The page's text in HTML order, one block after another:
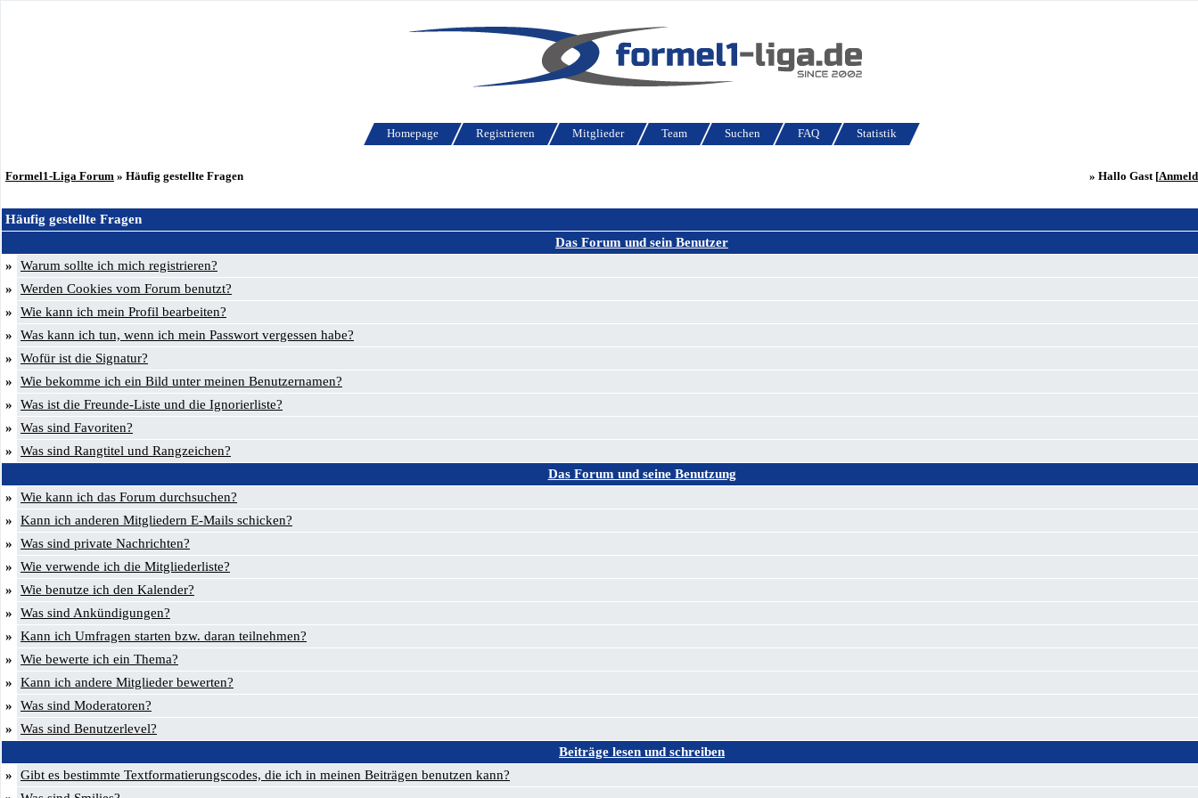
Homepage Registrieren Mitglieder Team Suchen FAQ Statistik
Formel1-Liga Forum » Häufig gestellte Fragen » Hallo Gast [
Häufig gestellte Fragen
Das Forum und sein Benutzer
»
Warum sollte ich mich registrieren?
»
Werden Cookies vom Forum benutzt?
»
Wie kann ich mein Profil bearbeiten?
»
Was kann ich tun, wenn ich mein Passwort vergessen habe?
»
Wofür ist die Signatur?
»
Wie bekomme ich ein Bild unter meinen Benutzernamen?
»
Was ist die Freunde-Liste und die Ignorierliste?
»
Was sind Favoriten?
»
Was sind Rangtitel und Rangzeichen?
Das Forum und seine Benutzung
»
Wie kann ich das Forum durchsuchen?
»
Kann ich anderen Mitgliedern E-Mails schicken?
»
Was sind private Nachrichten?
»
Wie verwende ich die Mitgliederliste?
»
Wie benutze ich den Kalender?
»
Was sind Ankündigungen?
»
Kann ich Umfragen starten bzw. daran teilnehmen?
»
Wie bewerte ich ein Thema?
»
Kann ich andere Mitglieder bewerten?
»
Was sind Moderatoren?
»
Was sind Benutzerlevel?
Beiträge lesen und schreiben
»
Gibt es bestimmte Textformatierungscodes, die ich in meinen Beiträgen benutzen kann?